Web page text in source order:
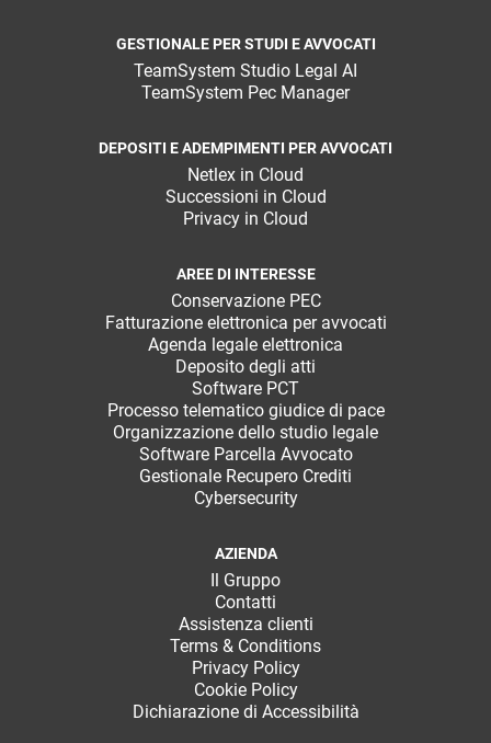
GESTIONALE PER STUDI E AVVOCATI
TeamSystem Studio Legal AI
TeamSystem Pec Manager
DEPOSITI E ADEMPIMENTI PER AVVOCATI
Netlex in Cloud
Successioni in Cloud
Privacy in Cloud
AREE DI INTERESSE
Conservazione PEC
Fatturazione elettronica per avvocati
Agenda legale elettronica
Deposito degli atti
Software PCT
Processo telematico giudice di pace
Organizzazione dello studio legale
Software Parcella Avvocato
Gestionale Recupero Crediti
Cybersecurity
AZIENDA
Il Gruppo
Contatti
Assistenza clienti
Terms & Conditions
Privacy Policy
Cookie Policy
Dichiarazione di Accessibilità